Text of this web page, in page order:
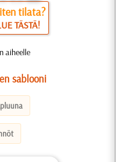
tilata?
TÄSTÄ!
aiheelle
sablooni